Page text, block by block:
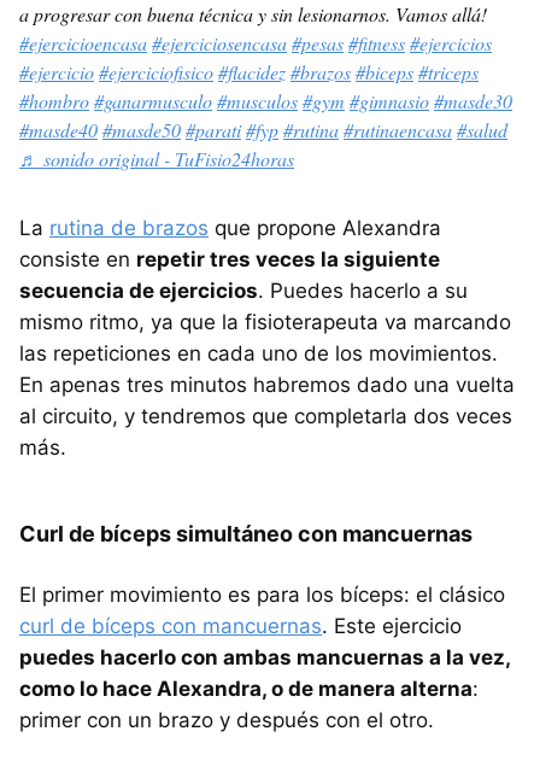
a progresar con buena técnica y sin lesionarnos. Vamos allá!
#ejercicioencasa#ejerciciosencasa#pesas#fitness#ejercicios
#ejercicio#ejerciciofisico#flacidez#brazos#biceps#triceps
#hombro#ganarmusculo#musculos#gym #gimnasio#masde30
#masde40#masde50#parati#fyp#rutina#rutinaencasa#salud
♬ sonido original - TuFisio24horas
La rutina de brazos que propone Alexandra
consiste en repetir tres veces la siguiente
secuencia de ejercicios. Puedes hacerlo a su
mismo ritmo, ya que la fisioterapeuta va marcando
las repeticiones en cada uno de los movimientos.
En apenas tres minutos habremos dado una vuelta
al circuito, y tendremos que completarla dos veces
más.
Curl de bíceps simultáneo con mancuernas
El primer movimiento es para los bíceps: el clásico
curl de bíceps con mancuernas. Este ejercicio
puedes hacerlo con ambas mancuernas a la vez,
como lo hace Alexandra, o de manera alterna:
primer con un brazo y después con el otro.